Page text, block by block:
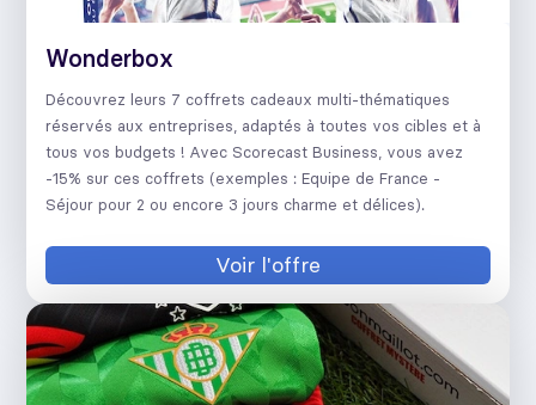
Wonderbox
Découvrez leurs 7 coffrets cadeaux multi-thématiques
réservés aux entreprises, adaptés à toutes vos cibles et à
tous vos budgets ! Avec Scorecast Business, vous avez
-15% sur ces coffrets (exemples : Equipe de France -
Séjour pour 2 ou encore 3 jours charme et délices).
Voir l'offre